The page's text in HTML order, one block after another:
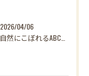
2026/04/06